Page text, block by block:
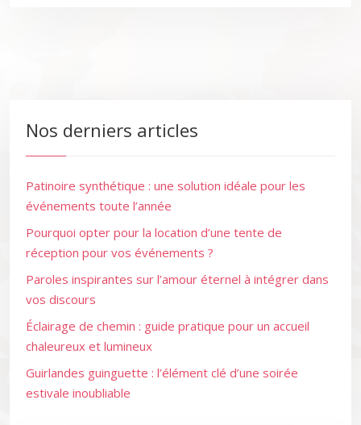
Nos derniers articles
Patinoire synthétique : une solution idéale pour les
événements toute l’année
Pourquoi opter pour la location d’une tente de
réception pour vos événements ?
Paroles inspirantes sur l’amour éternel à intégrer dans
vos discours
Éclairage de chemin : guide pratique pour un accueil
chaleureux et lumineux
Guirlandes guinguette : l’élément clé d’une soirée
estivale inoubliable